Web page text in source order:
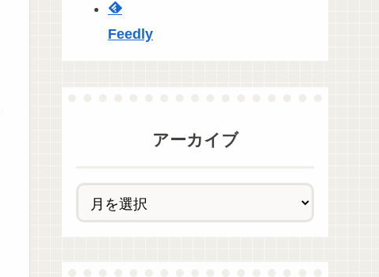
Feedly
アーカイブ